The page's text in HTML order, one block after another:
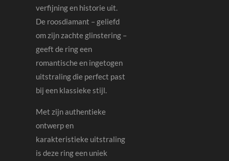
verfijning en historie uit.
De roosdiamant – geliefd
om zijn zachte glinstering –
geeft de ring een
romantische en ingetogen
uitstraling die perfect past
bij een klassieke stijl.
Met zijn authentieke
ontwerp en
karakteristieke uitstraling
is deze ring een uniek